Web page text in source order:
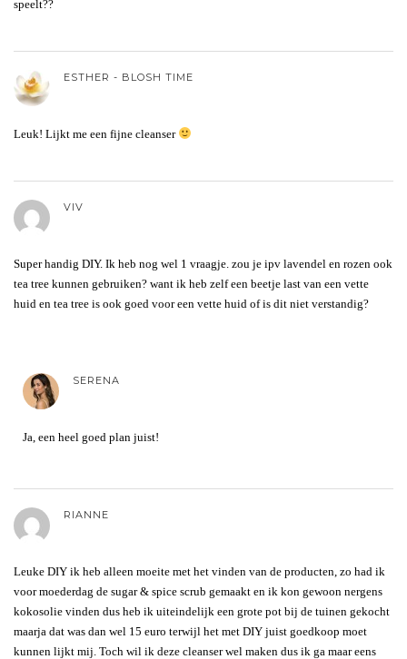
speelt??
ESTHER - BLOSH TIME
Leuk! Lijkt me een fijne cleanser
VIV
Super handig DIY. Ik heb nog wel 1 vraagje. zou je ipv lavendel en rozen ook
tea tree kunnen gebruiken? want ik heb zelf een beetje last van een vette
huid en tea tree is ook goed voor een vette huid of is dit niet verstandig?
SERENA
Ja, een heel goed plan juist!
RIANNE
Leuke DIY ik heb alleen moeite met het vinden van de producten, zo had ik
voor moederdag de sugar & spice scrub gemaakt en ik kon gewoon nergens
kokosolie vinden dus heb ik uiteindelijk een grote pot bij de tuinen gekocht
maarja dat was dan wel 15 euro terwijl het met DIY juist goedkoop moet
kunnen lijkt mij. Toch wil ik deze cleanser wel maken dus ik ga maar eens